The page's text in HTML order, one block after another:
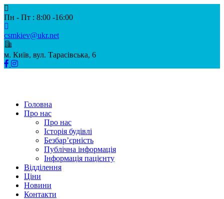
Пн - Пт : 8:00 -16:00
csmkiev@ukr.net
м. Київ, вул. Тарасівська, 6
Головна
Про нас
Про нас
Історія будівлі
Безбар’єрність
Публічна інформація
Інформація пацієнту
Відділення
Цiни
Новини
Контакти